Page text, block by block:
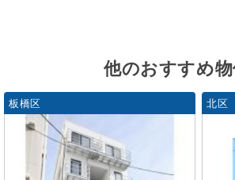
他のおすすめ
板橋区 北区